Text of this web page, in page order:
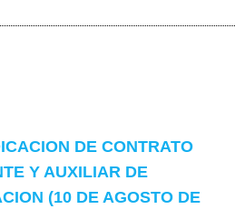
DE CONTRATO
Y AUXILIAR DE
(10 DE AGOSTO DE